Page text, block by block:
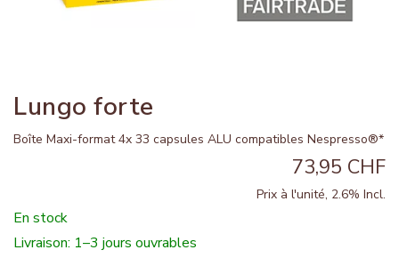
Lungo forte
Boîte Maxi-format 4x 33 capsules ALU compatibles Nespresso®*
73,95 CHF
Prix à l'unité, 2.6% Incl.
En stock
Livraison: 1–3 jours ouvrables